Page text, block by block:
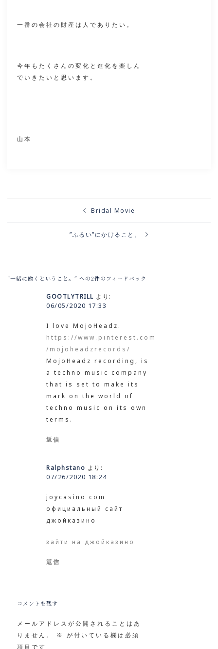
一番の会社の財産は人でありたい。
今年もたくさんの変化と進化を楽しん
でいきたいと思います。
山本
投
シ
Bridal Movie
”ふるい”にかけること。
“一緒に働くということ。 ” への2件のフィードバック
GOOTLYTRILL より:
06/05/2020 17:33
I love MojoHeadz.
https://www.pinterest.com
/mojoheadzrecords/
MojoHeadz recording, is
a techno music company
that is set to make its
mark on the world of
techno music on its own
terms.
返信
Ralphstano より:
07/26/2020 18:24
joycasino com
официальный сайт
джойказино
зайти на джойказино
返信
コメントを残す
メールアドレスが公開されることはあ
りません。
※ が付いている欄は必須
項目です